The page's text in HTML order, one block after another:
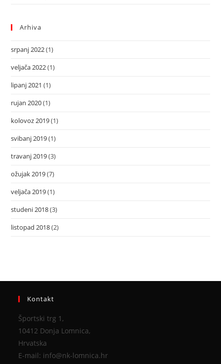
Arhiva
srpanj 2022(1)
veljača 2022(1)
lipanj 2021 (1)
rujan 2020(1)
kolovoz 2019(1)
svibanj 2019(1)
travanj 2019(3)
ožujak 2019(7)
veljača 2019(1)
studeni 2018(3)
listopad 2018(2)
Kontakt
Športski trg 1,
10412 Donja Lomnica,
Hrvatska
E-mail: info@nk-lomnica.hr